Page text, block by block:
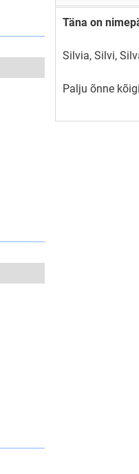
Täna on
Silvia, Silvi,
Palju õnne